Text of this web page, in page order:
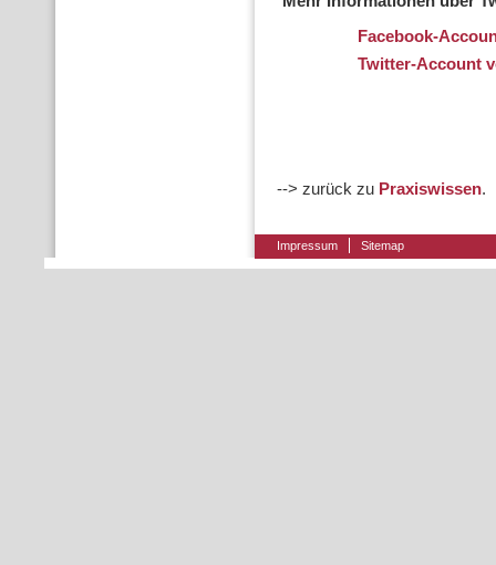
Facebook-
Twitter-Account
--> zurück zu Praxiswissen.
Impressum Sitemap